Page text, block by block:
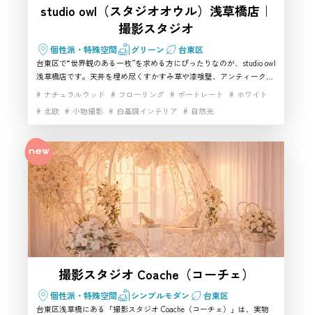
studio owl（スタジオオウル）浅草橋店｜
撮影スタジオ
個性派・特殊空間 グリーン 台東区
台東区で“世界観のある一枚”を求める方にぴったりなのが、studio owl
浅草橋店です。天井を埋め尽くすかすみ草や漆喰壁、アンティーク窓
が独自の空気感を生み出し、台東ならではの表現力豊かなハウススタ
景や光のニュアンスを使い分けられるため、人物・アパレル・ブライ
ダルなど幅広い撮影に対応でき、作品性を高めたい方に理想的な撮影
スタジオです。浅草橋駅からも近くアクセス性が高い点も魅力で、台
東区で雰囲気重視のスタジオを探している方に自信をもっておすすめ
できる空間です。
ナチュラルウッド フローリング ポートレート
ホワイト
北欧
小物撮影 白基調インテリア 自然光
撮影スタジオ Coache（コーチェ）
個性派・特殊空間 シンプルモダン 台東区
台東区浅草橋にある「撮影スタジオ Coache（コーチェ）」は、実物